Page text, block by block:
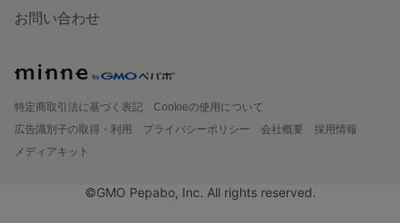
お問い合わせ
特定商取引法に基づく表記
Cookieの使用について
広告識別子の取得・利用
プライバシーポリシー 会社概要
採用情報
メディアキット
©GMO Pepabo, Inc. All rights reserved.